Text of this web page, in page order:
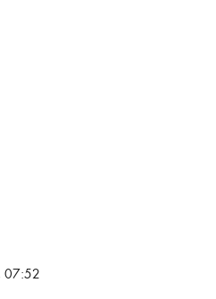
07:52